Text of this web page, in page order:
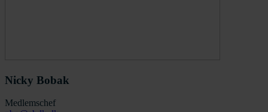
Nicky Bobak
Medlemschef